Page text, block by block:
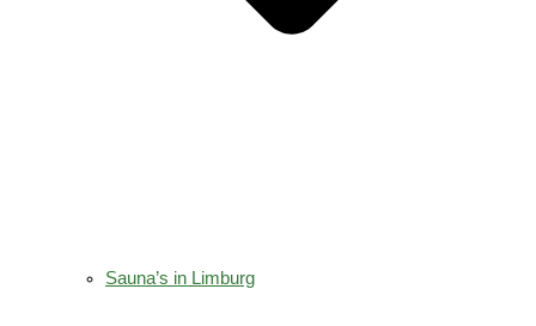
Sauna’s in Limburg